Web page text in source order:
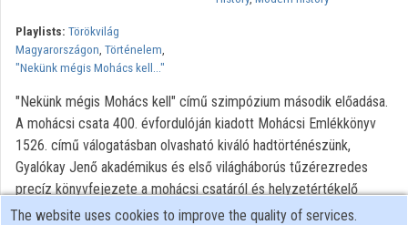
Playlists: Törökvilág
Magyarországon, Történelem,
"Nekünk mégis Mohács kell..."
"Nekünk mégis Mohács kell" című szimpózium második előadása.
A mohácsi csata 400. évfordulóján kiadott Mohácsi Emlékkönyv
1526. című válogatásban olvasható kiváló hadtörténészünk,
Gyalókay Jenő akadémikus és első világháborús tűzérezredes
precíz könyvfejezete a mohácsi csatáról és helyzetértékelő
jelentése II. Lajos király holttestének megtalálásának
The website uses cookies to improve the quality of services.